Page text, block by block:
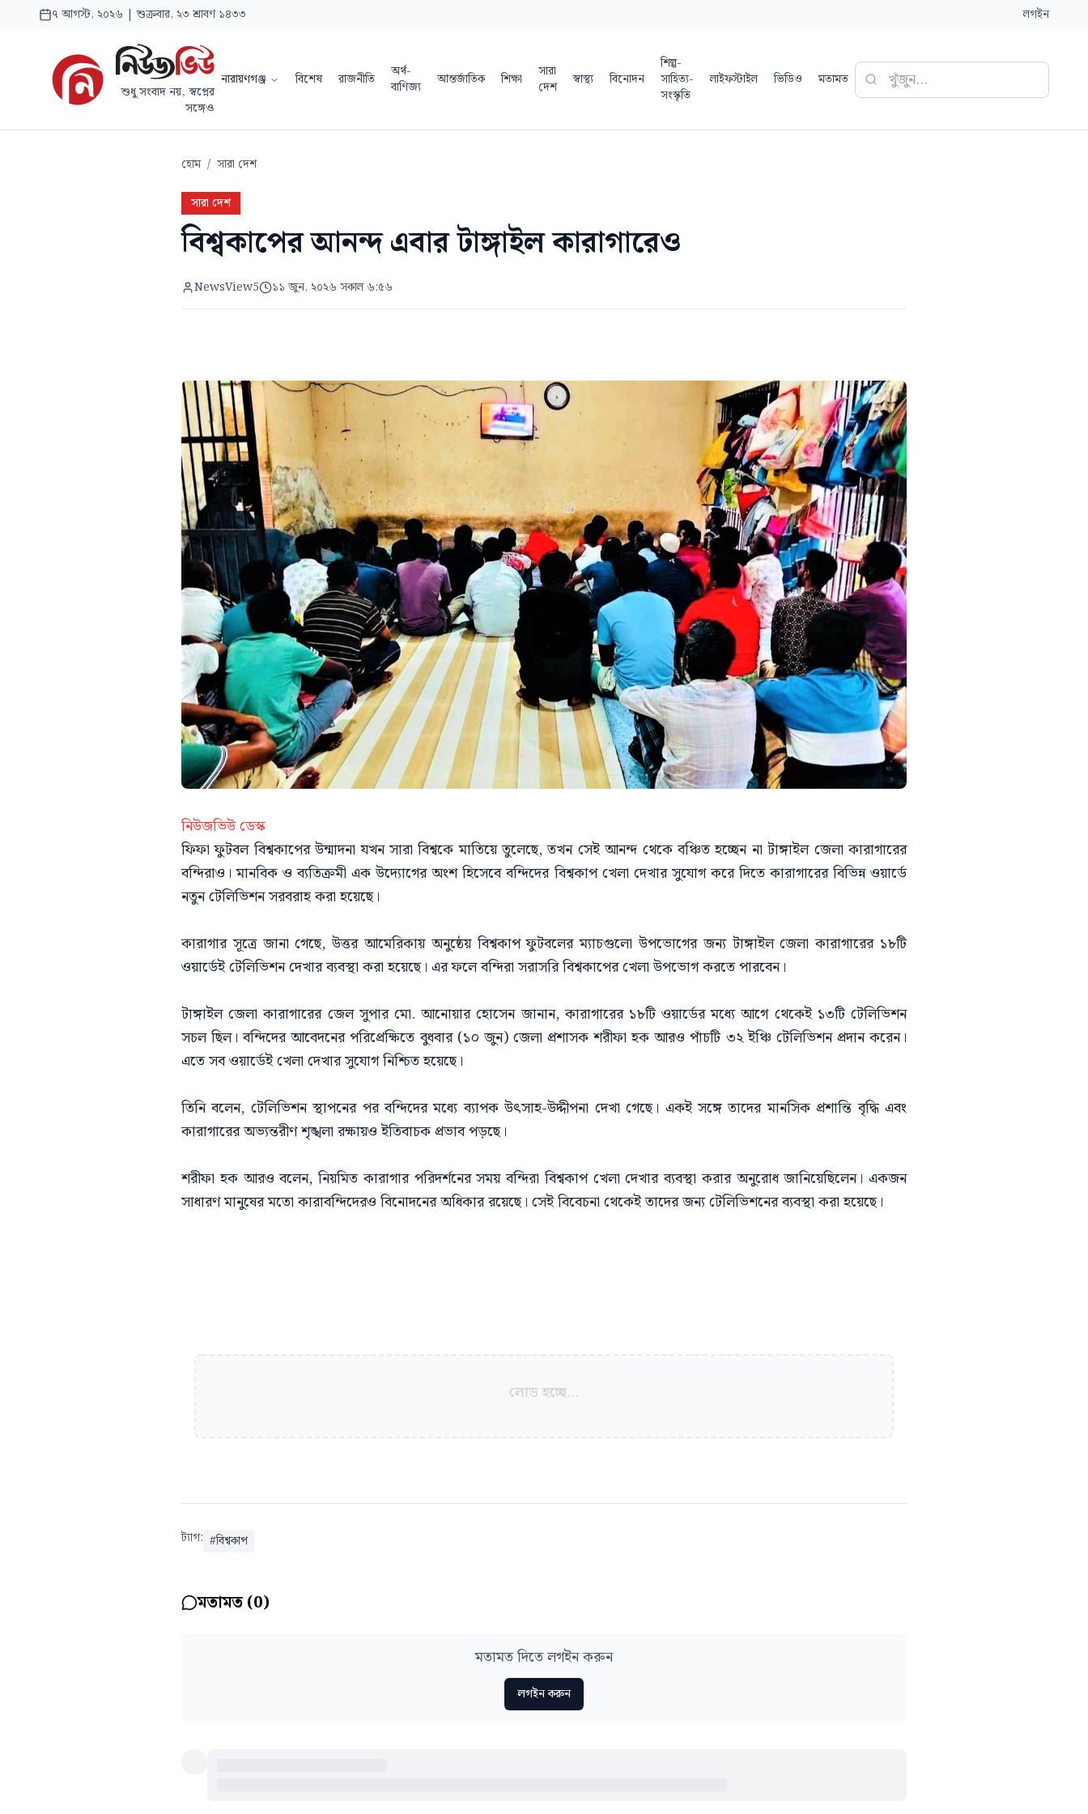
৭ আগস্ট, ২০২৬ | শুক্রবার, ২৩ শ্রাবণ ১৪৩৩ লগইন
শুধু সংবাদ নয়, স্বপ্নের
সঙ্গেও
নারায়ণগঞ্জ বিশেষ রাজনীতি
অর্থ-
বাণিজ্য
আন্তর্জাতিক শিক্ষা
সারা
দেশ
স্বাস্থ্য বিনোদন
শিল্প-
সাহিত্য-
সংস্কৃতি
লাইফস্টাইল ভিডিও মতামত
হোম / সারা দেশ
সারা দেশ
বিশ্বকাপের আনন্দ এবার টাঙ্গাইল কারাগারেও
NewsView5 ১১ জুন, ২০২৬ সকাল ৬:৫৬
নিউজভিউ ডেস্ক
ফিফা ফুটবল বিশ্বকাপের উন্মাদনা যখন সারা বিশ্বকে মাতিয়ে তুলেছে, তখন সেই আনন্দ থেকে বঞ্চিত হচ্ছেন না টাঙ্গাইল জেলা কারাগারের
বন্দিরাও। মানবিক ও ব্যতিক্রমী এক উদ্যোগের অংশ হিসেবে বন্দিদের বিশ্বকাপ খেলা দেখার সুযোগ করে দিতে কারাগারের বিভিন্ন ওয়ার্ডে
নতুন টেলিভিশন সরবরাহ করা হয়েছে।
কারাগার সূত্রে জানা গেছে, উত্তর আমেরিকায় অনুষ্ঠেয় বিশ্বকাপ ফুটবলের ম্যাচগুলো উপভোগের জন্য টাঙ্গাইল জেলা কারাগারের ১৮টি
ওয়ার্ডেই টেলিভিশন দেখার ব্যবস্থা করা হয়েছে। এর ফলে বন্দিরা সরাসরি বিশ্বকাপের খেলা উপভোগ করতে পারবেন।
টাঙ্গাইল জেলা কারাগারের জেল সুপার মো. আনোয়ার হোসেন জানান, কারাগারের ১৮টি ওয়ার্ডের মধ্যে আগে থেকেই ১৩টি টেলিভিশন
সচল ছিল। বন্দিদের আবেদনের পরিপ্রেক্ষিতে বুধবার (১০ জুন) জেলা প্রশাসক শরীফা হক আরও পাঁচটি ৩২ ইঞ্চি টেলিভিশন প্রদান করেন।
এতে সব ওয়ার্ডেই খেলা দেখার সুযোগ নিশ্চিত হয়েছে।
তিনি বলেন, টেলিভিশন স্থাপনের পর বন্দিদের মধ্যে ব্যাপক উৎসাহ-উদ্দীপনা দেখা গেছে। একই সঙ্গে তাদের মানসিক প্রশান্তি বৃদ্ধি এবং
কারাগারের অভ্যন্তরীণ শৃঙ্খলা রক্ষায়ও ইতিবাচক প্রভাব পড়ছে।
শরীফা হক আরও বলেন, নিয়মিত কারাগার পরিদর্শনের সময় বন্দিরা বিশ্বকাপ খেলা দেখার ব্যবস্থা করার অনুরোধ জানিয়েছিলেন। একজন
সাধারণ মানুষের মতো কারাবন্দিদেরও বিনোদনের অধিকার রয়েছে। সেই বিবেচনা থেকেই তাদের জন্য টেলিভিশনের ব্যবস্থা করা হয়েছে।
লোড হচ্ছে...
ট্যাগ: #বিশ্বকাপ
মতামত (0)
মতামত দিতে লগইন করুন
লগইন করুন